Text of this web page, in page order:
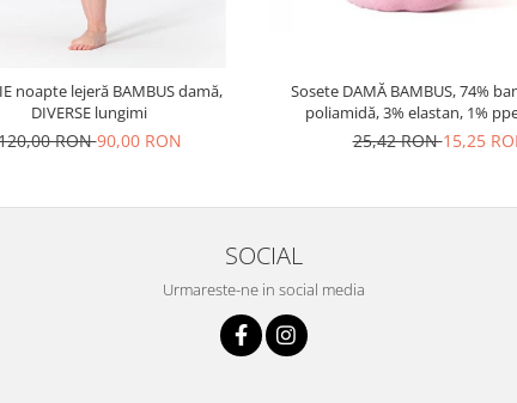
noapte lejeră BAMBUS damă,
DIVERSE lungimi
RON90,00 RON
Sosete DAMĂ BAMBUS, 74%
poliamidă, 3% elastan, 1%
pereche
25,42 RON15,25
SOCIAL
Urmareste-ne in social media